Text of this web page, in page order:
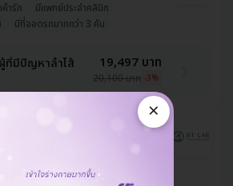
ารัก
มีแพทย์ประจำคลินิก
มีที่จอดรถมากกว่า 3 คัน
ที่มีปัญหาลำไส้
19,497 บาท
20,100 บาท -3%
×